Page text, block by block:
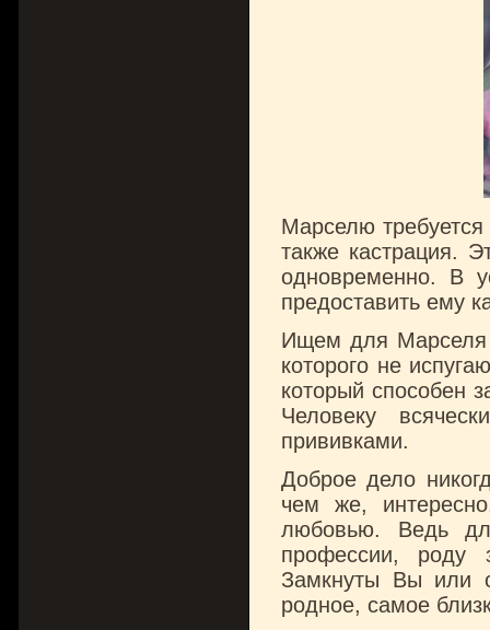
Марселю
также кастрация.
одновременно. В
предоставить ему
Ищем для Марселя
которого не
который способен
Человеку
прививками.
Доброе дело
чем же,
любовью. Ведь
профессии,
Замкнуты Вы или
родное, самое